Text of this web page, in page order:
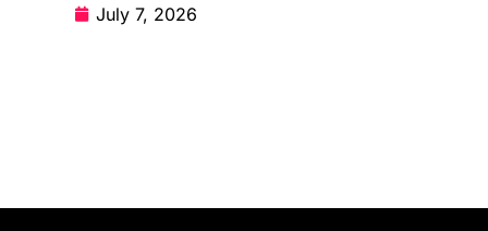
July 7, 2026